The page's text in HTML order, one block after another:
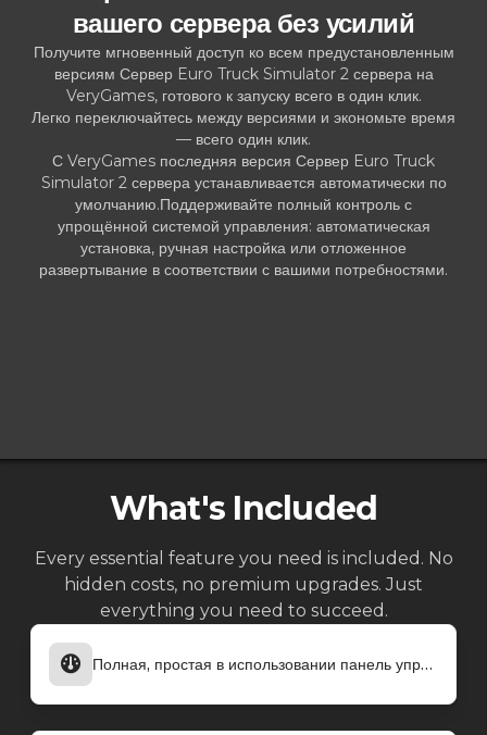
вашего сервера без усилий
Получите мгновенный доступ ко всем предустановленным
версиям Сервер Euro Truck Simulator 2 сервера на
VeryGames, готового к запуску всего в один клик.
Легко переключайтесь между версиями и экономьте время
— всего один клик.
С VeryGames последняя версия Сервер Euro Truck
Simulator 2 сервера устанавливается автоматически по
умолчанию.Поддерживайте полный контроль с
упрощённой системой управления: автоматическая
установка, ручная настройка или отложенное
развертывание в соответствии с вашими потребностями.
What's Included
Every essential feature you need is included. No
hidden costs, no premium upgrades. Just
everything you need to succeed.
Полная, простая в использовании панель управления